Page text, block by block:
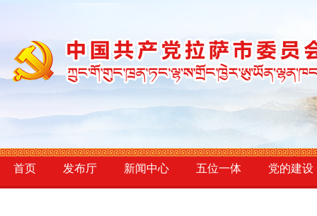
首页 发布厅 新闻中心 五位一体 党的建设